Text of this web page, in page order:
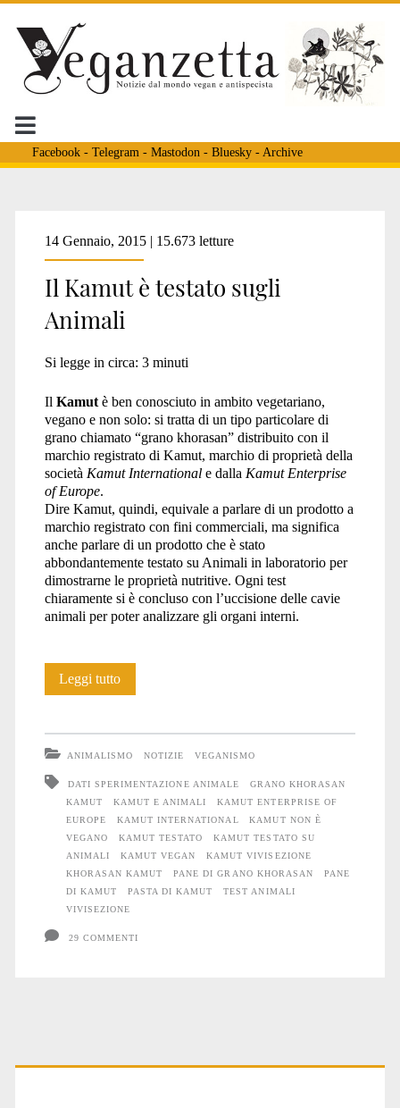
Facebook- Telegram - Mastodon - Bluesky- Archive
Tag:
<span>kamut
animali</span>
14 Gennaio, 2015 | 15.673 letture
Il Kamut è testato sugli
Animali
Si legge in circa: 3 minuti
Il Kamutè ben conosciuto in ambito vegetariano,
vegano e non solo: si tratta di un tipo particolare di
grano chiamato “grano khorasan” distribuito con il
marchio registrato di Kamut, marchio di proprietà della
società Kamut Internationale dalla Kamut Enterprise
of Europe.
Dire Kamut, quindi, equivale a parlare di un prodotto a
marchio registrato con fini commerciali, ma significa
anche parlare di un prodotto che è stato
abbondantemente testato su Animali in laboratorio per
dimostrarne le proprietà nutritive. Ogni test
chiaramente si è concluso con l’uccisione delle cavie
animali per poter analizzare gli organi interni.
Leggi tuttoIl
sugli
Animali
ANIMALISMO NOTIZIE VEGANISMO
DATI SPERIMENTAZIONE ANIMALE
GRANO KHORASAN
KAMUT
KAMUT E ANIMALI
KAMUT ENTERPRISE OF
EUROPE
KAMUT INTERNATIONAL
KAMUT NON È
VEGANO
KAMUT TESTATO
KAMUT TESTATO SU
ANIMALI
KAMUT VEGAN
KAMUT VIVISEZIONE
KHORASAN KAMUT
PANE DI GRANO KHORASAN
PANE
DI KAMUT
PASTA DI KAMUT
TEST ANIMALI
VIVISEZIONE
29 COMMENTI
Primary